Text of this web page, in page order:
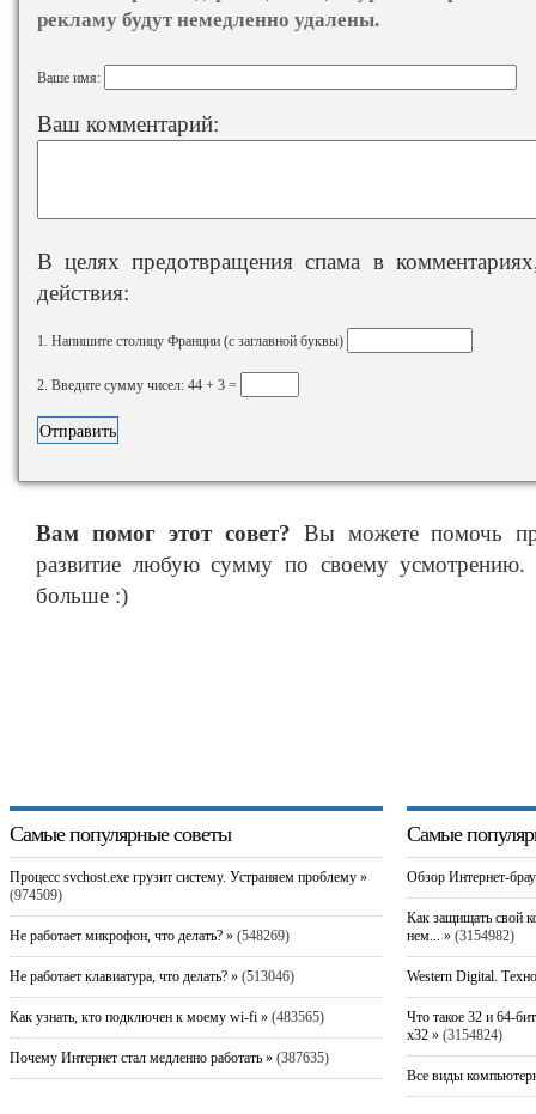
рекламу будут немедленно удалены.
Ваше имя:
Ваш комментарий:
В целях предотвращения спама в
действия:
1. Напишите столицу Франции (с заглавной буквы)
2. Введите сумму чисел: 44 + 3 =
Вам помог этот совет? Вы можете помочь
развитие любую сумму по своему
больше :)
Самые популярные советы
Процесс svchost.exe грузит систему. Устраняем проблему »
(974509)
Не работает микрофон, что делать? »(548269)
Не работает клавиатура, что делать? »(513046)
Как узнать, кто подключен к моему wi-fi »(483565)
Почему Интернет стал медленно работать »(387635)
Самые
Обзор Интернет-
Как защищать свой
нем... »(3154982)
Western Digital.
Что такое 32 и 64-
x32 »(3154824)
Все виды